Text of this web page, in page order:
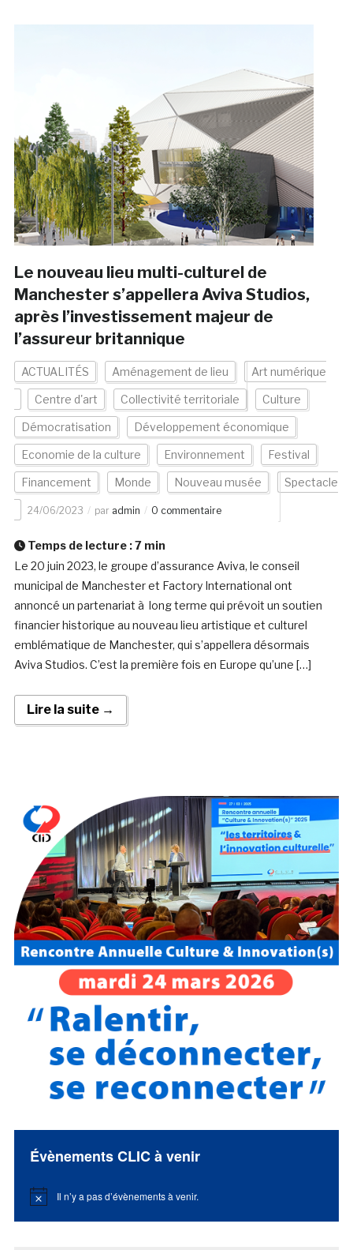
Le nouveau lieu multi-culturel de
Manchester s’appellera Aviva Studios,
après l’investissement majeur de
l’assureur britannique
ACTUALITÉS Aménagement de lieu Art numérique
Centre d'art Collectivité territoriale Culture
Démocratisation Développement économique
Economie de la culture Environnement Festival
Financement Monde Nouveau musée Spectacle
24/06/2023 par admin 0 commentaire
Temps de lecture :7 min
Le 20 juin 2023, le groupe d’assurance Aviva, le conseil
municipal de Manchester et Factory International ont
annoncé un partenariat à long terme qui prévoit un soutien
financier historique au nouveau lieu artistique et culturel
emblématique de Manchester, qui s’appellera désormais
Aviva Studios. C’est la première fois en Europe qu’une […]
Lire la suite →
Évènements CLIC à venir
Notice Il n’y a pas d’évènements à venir.